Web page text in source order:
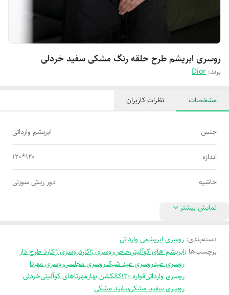
روسری ابریشم طرح حلقه رنگ مشکی سفید خردلی
برند: Dior
مشخصات نظرات کاربران
جنس ابریشم وارداتی
اندازه 120*120
حاشیه دور ریش سوزنی
نمایش بیشتر
دسته‌بندی: روسری ابریشمی وارداتی
برچسب‌ها :ابریشم های کوآلیتیخاصروسری ژاکاردروسری ژاکارد طرح دار
روسری عیدروسری عید شیکروسری مجلسیروسری مهرتا
روسری وارداتیقواره 120 کالکشن بهارمهرتاهای کوآلیتیخردلی
روسری سفید مشکیسفید مشکی